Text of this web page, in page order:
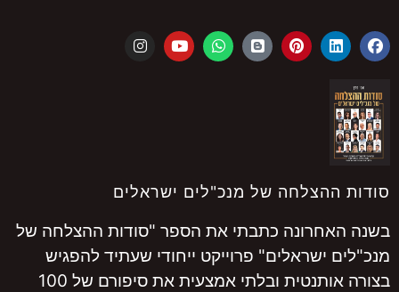
סודות ההצלחה של מנכ"לים ישראלים
בשנה האחרונה כתבתי את הספר "סודות ההצלחה של
מנכ"לים ישראלים" פרוייקט ייחודי שעתיד להפגיש
בצורה אותנטית ובלתי אמצעית את סיפורם של 100